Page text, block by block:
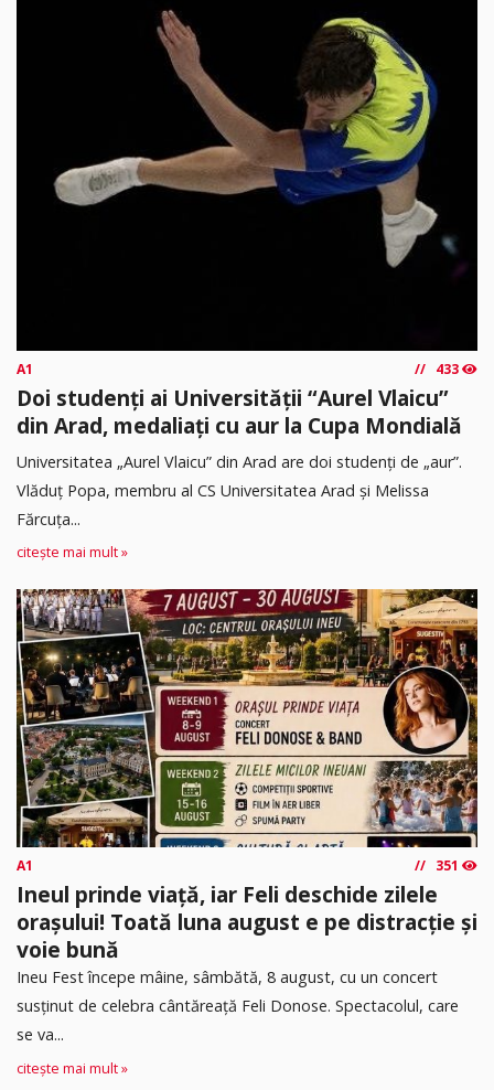
A1 433
Doi studenți ai Universității “Aurel Vlaicu”
din Arad, medaliați cu aur la Cupa Mondială
Universitatea „Aurel Vlaicu” din Arad are doi studenți de „aur”.
Vlăduț Popa, membru al CS Universitatea Arad și Melissa
Fărcuța...
citește mai mult »
A1 351
Ineul prinde viață, iar Feli deschide zilele
orașului! Toată luna august e pe distracție și
voie bună
Ineu Fest începe mâine, sâmbătă, 8 august, cu un concert
susținut de celebra cântăreață Feli Donose. Spectacolul, care
se va...
citește mai mult »